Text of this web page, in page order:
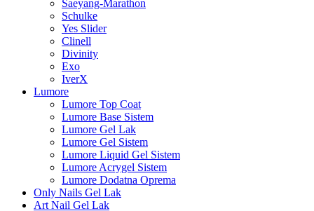
Saeyang-Marathon
Schulke
Yes Slider
Clinell
Divinity
Exo
IverX
Lumore
Lumore Top Coat
Lumore Base Sistem
Lumore Gel Lak
Lumore Gel Sistem
Lumore Liquid Gel Sistem
Lumore Acrygel Sistem
Lumore Dodatna Oprema
Only Nails Gel Lak
Art Nail Gel Lak